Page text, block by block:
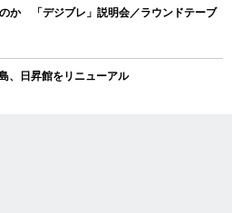
か 「デジブレ」説明会／ラウンドテーブ
、日昇館をリニューアル